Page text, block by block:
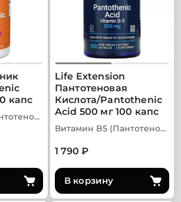
капс
Витамин B5 (Пантотеновая кислота)
Life Extension
Пантотеновая
Кислота/Pantothenic
Acid 500 мг 100 капс
Витамин B5 (Пантотеновая кислота)
1 790 ₽
В корзину